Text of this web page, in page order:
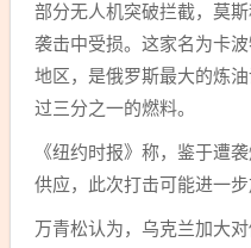
部分无人机突破拦截，莫
袭击中受损。这家名为卡
地区，是俄罗斯最大的炼
过三分之一的燃料。
《纽约时报》称，鉴于遭
供应，此次打击可能进一
万青松认为，乌克兰加大